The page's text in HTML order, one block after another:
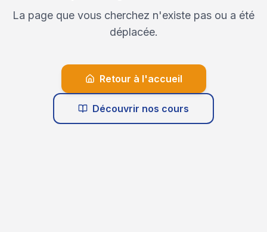
La page que vous cherchez n'existe pas ou a été
déplacée.
Retour à l'accueil
Découvrir nos cours